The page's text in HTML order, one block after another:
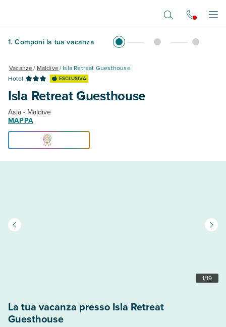
1. Componi la tua vacanza
Vacanze/ Maldive/Isla Retreat Guesthouse
Hotel
ESCLUSIVA
Isla Retreat Guesthouse
Asia - Maldive
MAPPA
1/19
La tua vacanza presso Isla Retreat
Guesthouse